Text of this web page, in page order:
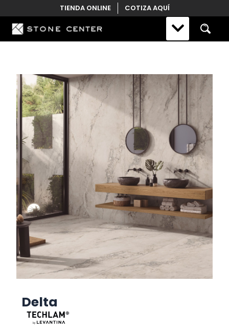
to
content
TIENDA ONLINE COTIZA AQUÍ
Delta